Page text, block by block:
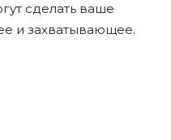
сделать ваше
и захватывающее.